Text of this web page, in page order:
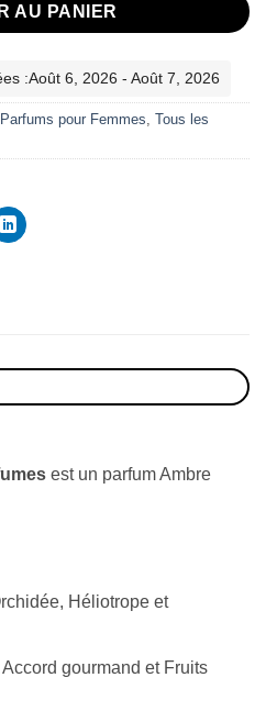
AU PANIER
:Août 6, 2026 - Août 7, 2026
Parfums pour Femmes Tous les
est un parfum Ambre
Héliotrope et
gourmand et Fruits